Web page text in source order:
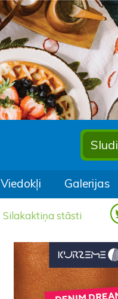
Viedokļi Galerijas
Silakaktiņa stāsti